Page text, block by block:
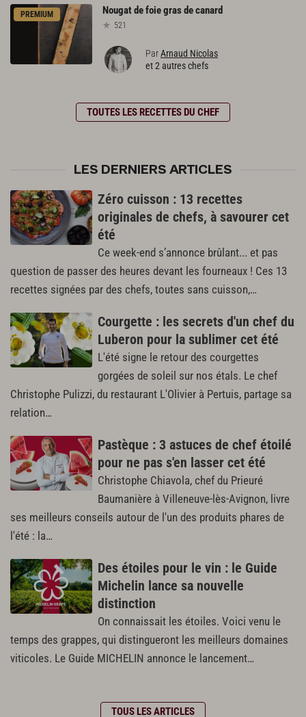
PREMIUM Nougatdefoiegrasdecanard
521
ParArnaud Nicolas
et 2 autres chefs
TOUTES LES RECETTES DU CHEF
LES DERNIERS ARTICLES
Zéro cuisson : 13 recettes
originales de chefs, à savourer cet
été
Ce week-end s’annonce brûlant... et pas
question de passer des heures devant les fourneaux ! Ces 13
recettes signées par des chefs, toutes sans cuisson,…
Courgette : les secrets d'un chef du
Luberon pour la sublimer cet été
L'été signe le retour des courgettes
gorgées de soleil sur nos étals. Le chef
Christophe Pulizzi, du restaurant L'Olivier à Pertuis, partage sa
relation…
Pastèque : 3 astuces de chef étoilé
pour ne pas s'en lasser cet été
Christophe Chiavola, chef du Prieuré
Baumanière à Villeneuve-lès-Avignon, livre
ses meilleurs conseils autour de l'un des produits phares de
l'été : la…
Des étoiles pour le vin : le Guide
Michelin lance sa nouvelle
distinction
On connaissait les étoiles. Voici venu le
temps des grappes, qui distingueront les meilleurs domaines
viticoles. Le Guide MICHELIN annonce le lancement…
TOUS LES ARTICLES